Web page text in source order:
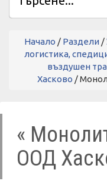
Начало / Раздели/
логистика,
въздушен
Хасково /
«
ООД